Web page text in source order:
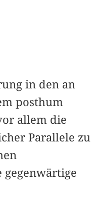
in den an
posthum
allem die
Parallele zu
gegenwärtige